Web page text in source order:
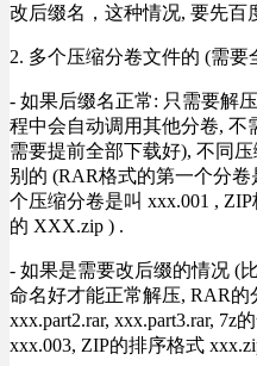
改后缀名，这种情况, 要先百
2. 多个压缩分卷文件的 (需
- 如果后缀名正常: 只需要解
程中会自动调用其他分卷, 不
需要提前全部下载好), 不同
别的 (RAR格式的第一个分卷
个压缩分卷是叫 xxx.001 ,
的 XXX.zip ) .
- 如果是需要改后缀的情况 (
命名好才能正常解压, RAR的
xxx.part2.rar, xxx.part3.rar, 7z
xxx.003, ZIP的排序格式